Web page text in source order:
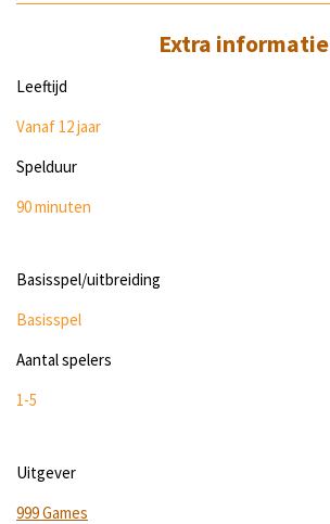
Extra informatie
Leeftijd
Vanaf 12 jaar
Spelduur
90 minuten
Basisspel/uitbreiding
Basisspel
Aantal spelers
1-5
Uitgever
999 Games